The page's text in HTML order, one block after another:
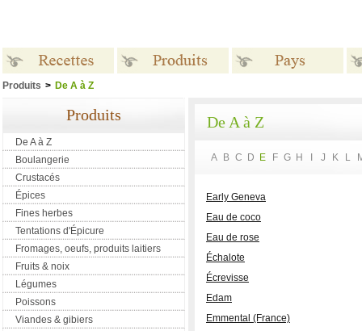
Produits > De A à Z
Produits
De A à Z
Boulangerie
Crustacés
Épices
Fines herbes
Tentations d'Épicure
Fromages, oeufs, produits laitiers
Fruits & noix
Légumes
Poissons
Viandes & gibiers
De A à Z
A B C D E F G H J K L
Early Geneva
Eau de coco
Eau de rose
Échalote
Écrevisse
Edam
Emmental (France)
Recettes